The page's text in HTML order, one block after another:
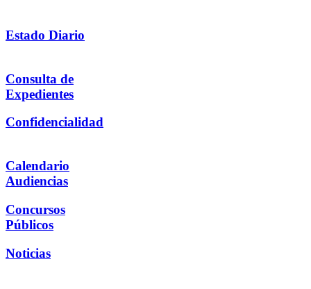
Estado Diario
Consulta de
Expedientes
Confidencialidad
Calendario
Audiencias
Concursos
Públicos
Noticias